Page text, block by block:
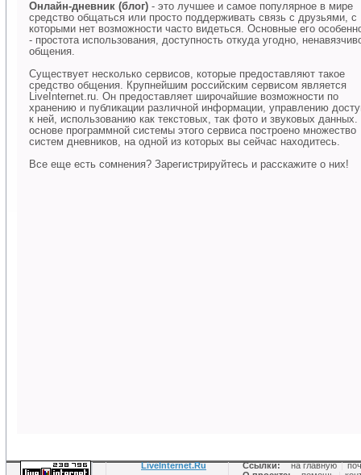
Онлайн-дневник (блог) - это лучшее и самое популярное в мире
средство общаться или просто поддерживать связь с друзьями, с
которыми нет возможности часто видеться. Основные его
- простота использования, доступность откуда угодно,
общения.
Существует несколько сервисов, которые предоставляют такое
средство общения. Крупнейшим российским сервисом является
LiveInternet.ru. Он предоставляет широчайшие возможности по
хранению и публикации различной информации, управлению
к ней, использованию как текстовых, так фото и звуковых
основе программной системы этого сервиса построено множество
систем дневников, на одной из которых вы сейчас находитесь.
Все еще есть сомнения? Зарегистрируйтесь и расскажите о них!
LiveInternet.Ru Ссылки: на главную |